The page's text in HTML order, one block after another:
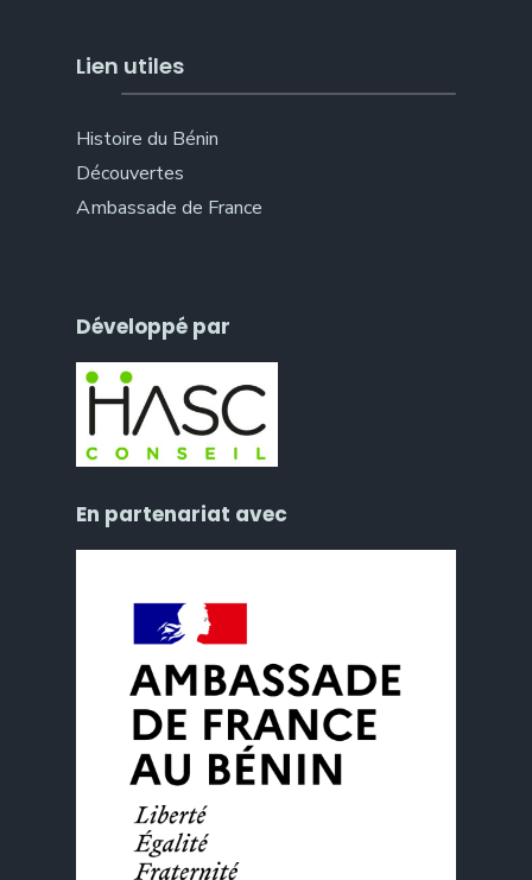
Lien utiles
Histoire du Bénin
Découvertes
Ambassade de France
Développé par
En partenariat avec